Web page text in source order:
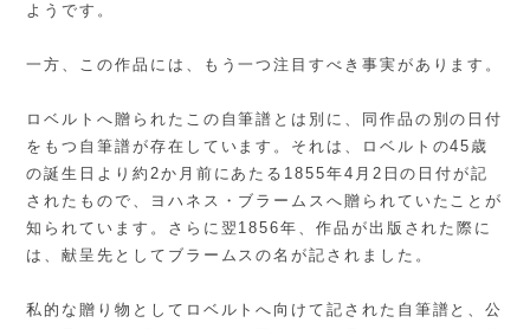
ようです。
一方、この作品には、もう一つ注目すべき事実があります。
ロベルトへ贈られたこの自筆譜とは別に、同作品の別の日付
をもつ自筆譜が存在しています。それは、ロベルトの45歳
の誕生日より約2か月前にあたる1855年4月2日の日付が記
されたもので、ヨハネス・ブラームスへ贈られていたことが
知られています。さらに翌1856年、作品が出版された際に
は、献呈先としてブラームスの名が記されました。
私的な贈り物としてロベルトへ向けて記された自筆譜と、公